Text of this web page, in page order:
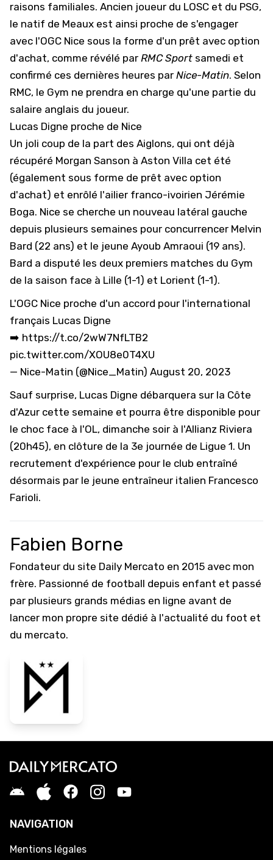
raisons familiales. Ancien joueur du LOSC et du PSG,
le natif de Meaux est ainsi proche de s'engager
avec l'OGC Nice sous la forme d'un prêt avec option
d'achat, comme révélé par RMC Sport samedi et
confirmé ces dernières heures par Nice-Matin. Selon
RMC, le Gym ne prendra en charge qu'une partie du
salaire anglais du joueur.
Lucas Digne proche de Nice
Un joli coup de la part des Aiglons, qui ont déjà
récupéré Morgan Sanson à Aston Villa cet été
(également sous forme de prêt avec option
d'achat) et enrôlé l'ailier franco-ivoirien Jérémie
Boga. Nice se cherche un nouveau latéral gauche
depuis plusieurs semaines pour concurrencer Melvin
Bard (22 ans) et le jeune Ayoub Amraoui (19 ans).
Bard a disputé les deux premiers matches du Gym
de la saison face à Lille (1-1) et Lorient (1-1).
L'OGC Nice proche d'un accord pour l'international
français Lucas Digne
➡️ https://t.co/2wW7NfLTB2
pic.twitter.com/XOU8e0T4XU
— Nice-Matin (@Nice_Matin) August 20, 2023
Sauf surprise, Lucas Digne débarquera sur la Côte
d'Azur cette semaine et pourra être disponible pour
le choc face à l'OL, dimanche soir à l'Allianz Riviera
(20h45), en clôture de la 3e journée de Ligue 1. Un
recrutement d'expérience pour le club entraîné
désormais par le jeune entraîneur italien Francesco
Farioli.
Fabien Borne
Fondateur du site Daily Mercato en 2015 avec mon
frère. Passionné de football depuis enfant et passé
par plusieurs grands médias en ligne avant de
lancer mon propre site dédié à l'actualité du foot et
du mercato.
NAVIGATION
Mentions légales